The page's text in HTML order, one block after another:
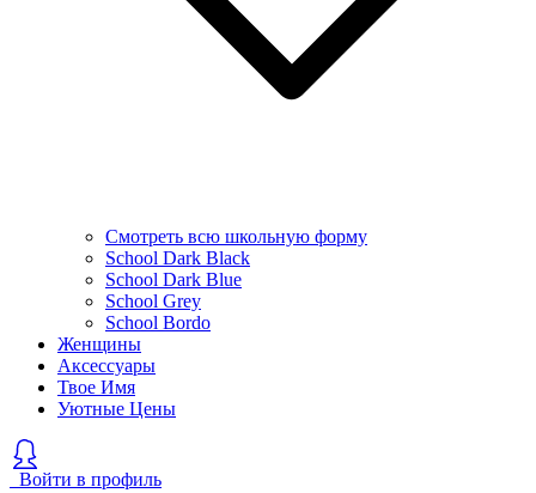
Смотреть всю школьную форму
School Dark Black
School Dark Blue
School Grey
School Bordo
Женщины
Аксессуары
Твое Имя
Уютные Цены
Войти в профиль